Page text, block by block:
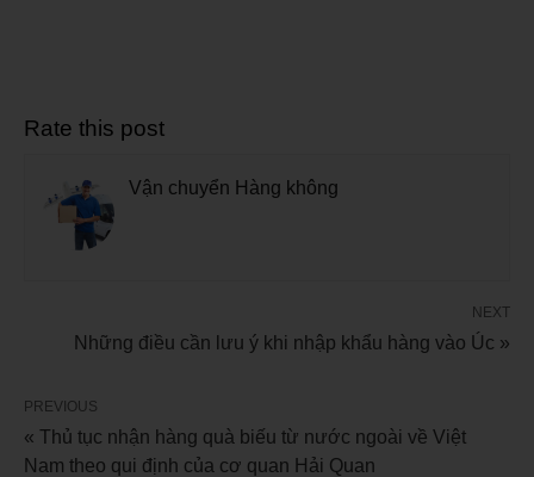
Rate this post
Vận chuyển Hàng không
NEXT
Những điều cần lưu ý khi nhập khẩu hàng vào Úc »
PREVIOUS
« Thủ tục nhận hàng quà biếu từ nước ngoài về Việt
Nam theo qui định của cơ quan Hải Quan